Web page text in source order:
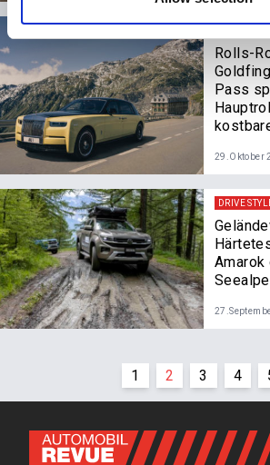
Rolls-
Pass
29.Oktober
DRIVE
Amarok
1 2 3 4